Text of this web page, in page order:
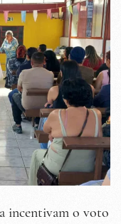
incentivam o voto